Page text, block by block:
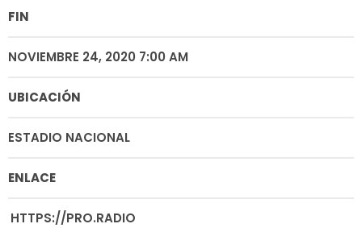
FIN
NOVIEMBRE 24, 2020 7:00 AM
UBICACIÓN
ESTADIO NACIONAL
ENLACE
HTTPS://PRO.RADIO